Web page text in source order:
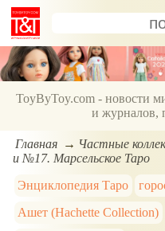
ToyByToy.com - новости
и журналов,
Главная Частные
и №17. Марсельское Таро
Энциклопедия Таро
Ашет (Hachette Collection)